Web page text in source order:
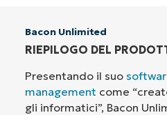
Bacon Unlimited
RIEPILOGO DEL
Presentando il suo
management come
gli informatici”, Bacon